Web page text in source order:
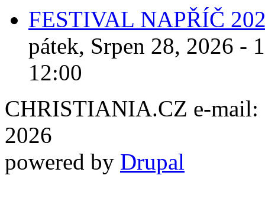
FESTIVAL NAPŘÍČ
pátek, Srpen 28, 2026 -
12:00
CHRISTIANIA.CZ e-mail:
2026
powered by Drupal